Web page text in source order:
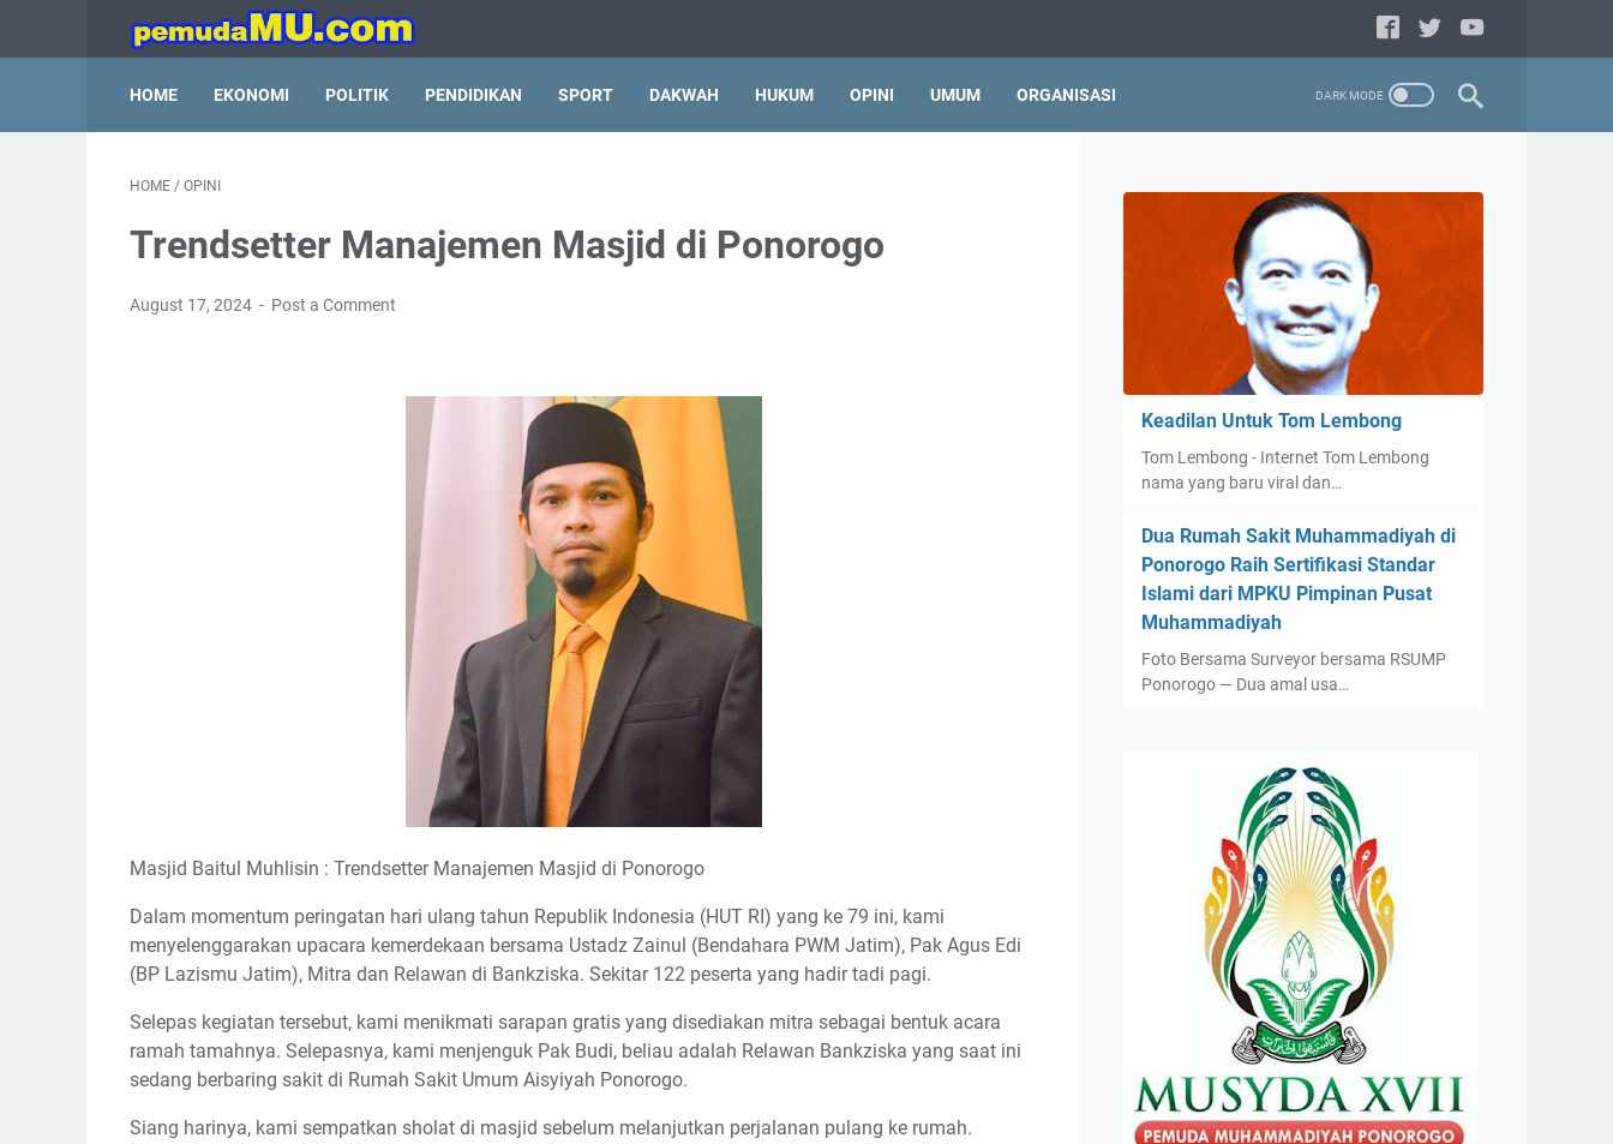
HOME EKONOMI POLITIK PENDIDIKAN SPORT DAKWAH HUKUM OPINI UMUM ORGANISASI
HOME / OPINI
Trendsetter Manajemen Masjid di Ponorogo
August 17, 2024 Post a Comment
Masjid Baitul Muhlisin : Trendsetter Manajemen Masjid di Ponorogo
Dalam momentum peringatan hari ulang tahun Republik Indonesia (HUT RI) yang ke 79 ini, kami
menyelenggarakan upacara kemerdekaan bersama Ustadz Zainul (Bendahara PWM Jatim), Pak Agus Edi
(BP Lazismu Jatim), Mitra dan Relawan di Bankziska. Sekitar 122 peserta yang hadir tadi pagi.
Selepas kegiatan tersebut, kami menikmati sarapan gratis yang disediakan mitra sebagai bentuk acara
ramah tamahnya. Selepasnya, kami menjenguk Pak Budi, beliau adalah Relawan Bankziska yang saat ini
sedang berbaring sakit di Rumah Sakit Umum Aisyiyah Ponorogo.
Siang harinya, kami sempatkan sholat di masjid sebelum melanjutkan perjalanan pulang ke rumah.
Keadilan Untuk Tom Lembong
Tom Lembong - Internet Tom Lembong
nama yang baru viral dan…
Dua Rumah Sakit Muhammadiyah di
Ponorogo Raih Sertifikasi Standar
Islami dari MPKU Pimpinan Pusat
Muhammadiyah
Foto Bersama Surveyor bersama RSUMP
Ponorogo — Dua amal usa…